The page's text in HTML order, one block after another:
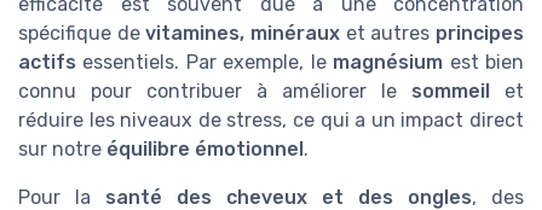
spécifique devitamines, minéraux et autres principes
actifs essentiels. Par exemple, le magnésium est bien
connu pour contribuer à améliorer le sommeil et
réduire les niveaux de stress, ce qui a un impact direct
sur notre équilibre émotionnel.
Pour la santé des cheveux et des ongles, des